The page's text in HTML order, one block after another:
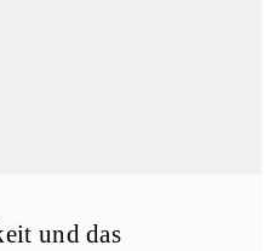
und das